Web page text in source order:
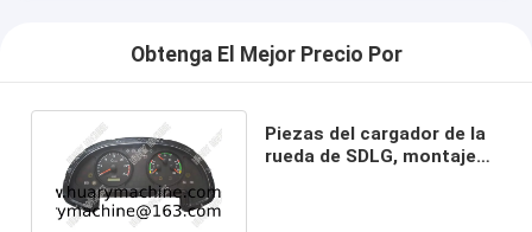
Obtenga El Mejor Precio Por
Piezas del cargador de la
rueda de SDLG, montaje